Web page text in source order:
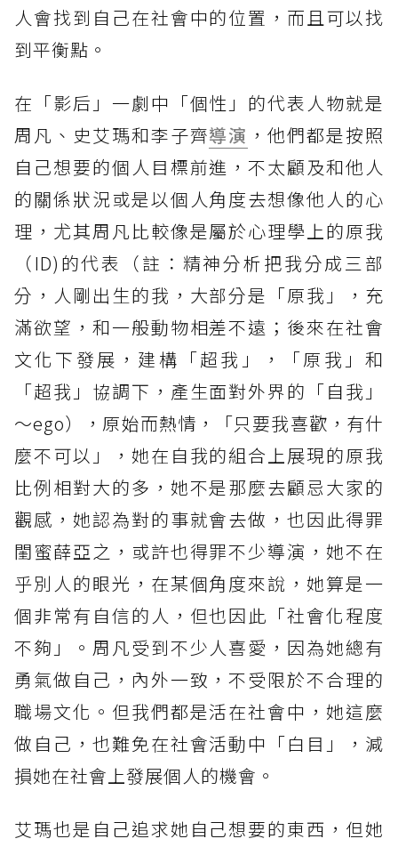
人會找到自己在社會中的位置，而且可以找
到平衡點。
在「影后」一劇中「個性」的代表人物就是
周凡、史艾瑪和李子齊導演 ，他們都是按照
自己想要的個人目標前進，不太顧及和他人
的關係狀況或是以個人角度去想像他人的心
理，尤其周凡比較像是屬於心理學上的原我
（ID)的代表（註：精神分析把我分成三部
分，人剛出生的我，大部分是「原我」，充
滿欲望，和一般動物相差不遠；後來在社會
文化下發展，建構「超我」，「原我」和
「超我」協調下，產生面對外界的「自我」
～ego），原始而熱情，「只要我喜歡，有什
麼不可以」，她在自我的組合上展現的原我
比例相對大的多，她不是那麼去顧忌大家的
觀感，她認為對的事就會去做，也因此得罪
閨蜜薛亞之，或許也得罪不少導演，她不在
乎別人的眼光，在某個角度來說，她算是一
個非常有自信的人，但也因此「社會化程度
不夠」。周凡受到不少人喜愛，因為她總有
勇氣做自己，內外一致，不受限於不合理的
職場文化。但我們都是活在社會中，她這麼
做自己，也難免在社會活動中「白目」，減
損她在社會上發展個人的機會。
艾瑪也是自己追求她自己想要的東西，但她